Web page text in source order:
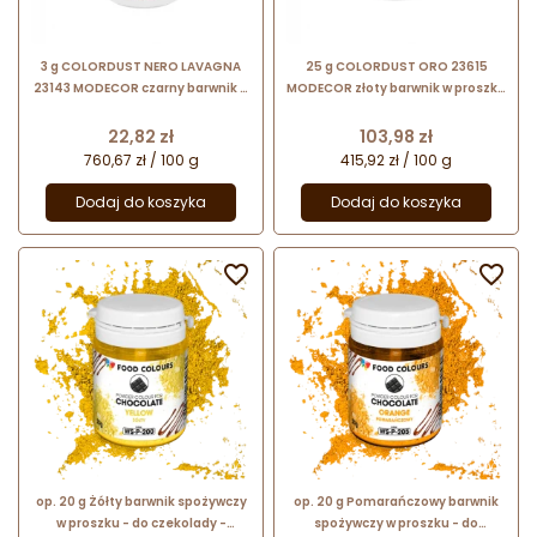
3 g COLORDUST NERO LAVAGNA
23143 MODECOR czarny barwnik w
Cena
22,82 zł
760,67 zł / 100 g
Dodaj do koszyka
25 g COLORDUST ORO 23615
MODECOR złoty barwnik w proszku
Cena
103,98 zł
415,92 zł / 100 g
Dodaj do koszyka
op. 20 g Żółty barwnik spożywczy
w proszku - do czekolady -

op. 20 g Pomarańczowy barwnik
spożywczy w proszku - do
